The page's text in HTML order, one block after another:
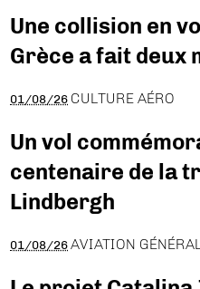
Une collision en
Grèce a fait deux
01/08/26 CULTURE AÉRO
Un vol
centenaire de la
Lindbergh
01/08/26 AVIATION